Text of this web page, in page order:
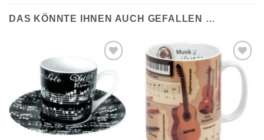
DAS KÖNNTE IHNEN AUCH GEFALLEN …
Auf die
Wunschliste
Auf die
Wunschliste